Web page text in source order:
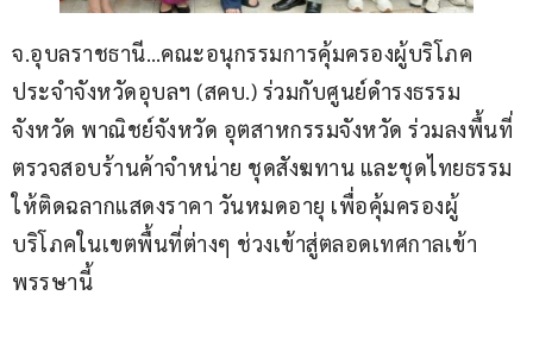
จ.อุบลราชธานี…คณะอนุกรรมการคุ้มครองผู้บริโภค
ประจำจังหวัดอุบลฯ (สคบ.) ร่วมกับศูนย์ดำรงธรรม
จังหวัด พาณิชย์จังหวัด อุตสาหกรรมจังหวัด ร่วมลงพื้นที่
ตรวจสอบร้านค้าจำหน่าย ชุดสังฆทาน และชุดไทยธรรม
ให้ติดฉลากแสดงราคา วันหมดอายุ เพื่อคุ้มครองผู้
บริโภคในเขตพื้นที่ต่างๆ ช่วงเข้าสู่ตลอดเทศกาลเข้า
พรรษานี้